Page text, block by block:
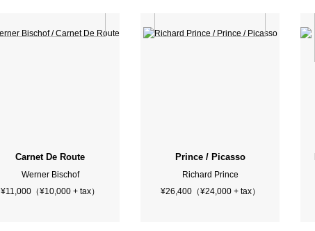
Carnet De Route
Werner Bischof
¥11,000（¥10,000 + tax）
Prince / Picasso
Richard Prince
¥26,400（¥24,000 + tax）